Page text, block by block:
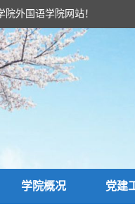
外国语学院网站！
学院概况 党建